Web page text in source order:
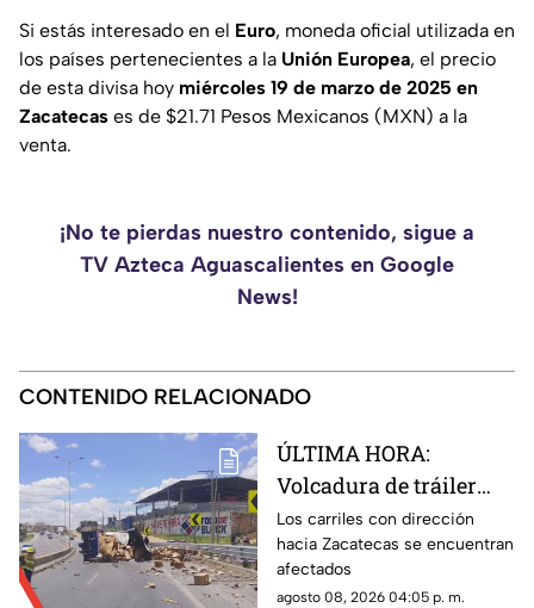
Si estás interesado en el Euro, moneda oficial utilizada en
los países pertenecientes a la Unión Europea, el precio
de esta divisa hoy miércoles 19 de marzo de 2025 en
Zacatecas es de $21.71 Pesos Mexicanos (MXN) a la
venta.
¡No te pierdas nuestro contenido, sigue a
TV Azteca Aguascalientes en Google
News!
CONTENIDO RELACIONADO
ÚLTIMA HORA:
Volcadura de tráiler
con envases de cerveza
en Tránsito Pesado;
circulación afectada
Los carriles con dirección
hacia Zacatecas se encuentran
afectados
agosto 08, 2026 04:05 p. m.